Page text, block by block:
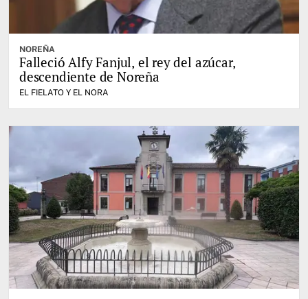
NOREÑA
Falleció Alfy Fanjul, el rey del azúcar,
descendiente de Noreña
EL FIELATO Y EL NORA